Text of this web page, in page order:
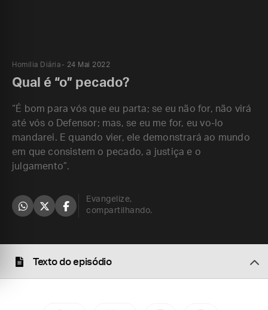
Homilia Diária 24 Mai 2022
Qual é “o” pecado?
“É bom para vós que eu parta; se eu não for, não virá
até vós o Defensor; mas, se eu me for, eu vo-lo
mandarei. E quando vier, ele demonstrará ao mundo
em que consistem o pecado, a justiça e o
julgamento”.
Evangelize,
compartilhando.
Texto do episódio